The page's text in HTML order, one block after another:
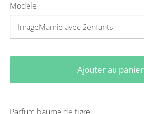
Modele
Ajouter au panier
Parfum baume de tigre